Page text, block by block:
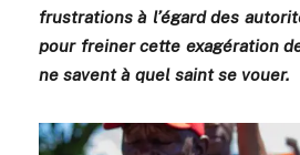
frustrations à l’égard des
pour freiner cette exagération
ne savent à quel saint se vouer.